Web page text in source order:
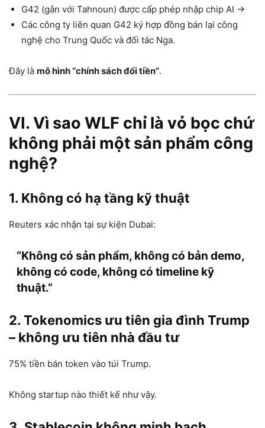
G42 (gắn với Tahnoun) được cấp phép nhập chip AI →
Các công ty liên quan G42 ký hợp đồng bán lại công
nghệ cho Trung Quốc và đối tác Nga.
Đây là mô hình “chính sách đổi tiền”.
VI. Vì sao WLF chỉ là vỏ bọc chứ
không phải một sản phẩm công
nghệ?
1. Không có hạ tầng kỹ thuật
Reuters xác nhận tại sự kiện Dubai:
“Không có sản phẩm, không có bản demo,
không có code, không có timeline kỹ
thuật.”
2. Tokenomics ưu tiên gia đình Trump
– không ưu tiên nhà đầu tư
75% tiền bán token vào túi Trump.
Không startup nào thiết kế như vậy.